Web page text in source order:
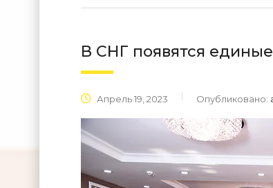
В СНГ появятся
Апрель 19, 2023 Опубликовано: